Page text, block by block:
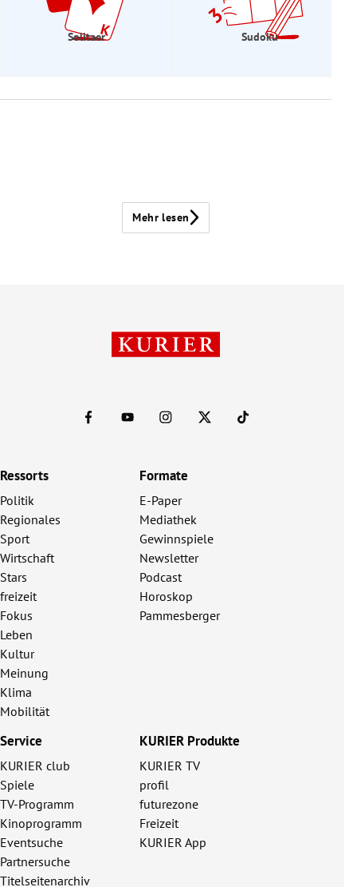
Solitaer Sudoku
Mehr lesen
Ressorts
Politik
Regionales
Sport
Wirtschaft
Stars
freizeit
Fokus
Leben
Kultur
Meinung
Klima
Mobilität
Formate
E-Paper
Mediathek
Gewinnspiele
Newsletter
Podcast
Horoskop
Pammesberger
Service
KURIER club
Spiele
TV-Programm
Kinoprogramm
Eventsuche
Partnersuche
Titelseitenarchiv
KURIER Produkte
KURIER TV
profil
futurezone
Freizeit
KURIER App